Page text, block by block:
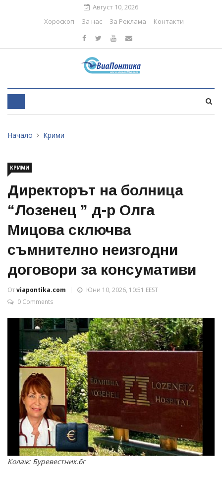
Август 10, 2026
Хороскоп
За нас За Реклама Контакти
Начало Крими
КРИМИ
Директорът на болница
“Лозенец ” д-р Олга
Мицова сключва
съмнително неизгодни
договори за консумативи
Отviapontika.com
Юни 10, 2026, 10:51 EEST
0 Comments
Колаж: Буревестник.бг